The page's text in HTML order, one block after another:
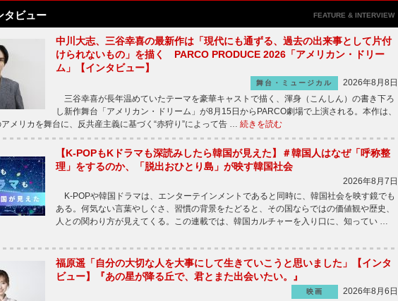
タビュー FEATURE & INTERVIEW
中川大志、三谷幸喜の最新作は「現代にも通ずる、過去の出来事として片付
けられないもの」を描く PARCO PRODUCE 2026「アメリカン・ドリー
ム」【インタビュー】
舞台・ミュージカル
2026年8月8日
三谷幸喜が長年温めていたテーマを豪華キャストで描く、渾身（こんしん）の書き下ろ
し新作舞台「アメリカン・ドリーム」が8月15日からPARCO劇場で上演される。本作は、
メリカを舞台に、反共産主義に基づく“赤狩り”によって告 … 続きを読む
【K-POPもKドラマも深読みしたら韓国が見えた】＃韓国人はなぜ「呼称整
理」をするのか、「脱出おひとり島」が映す韓国社会
2026年8月7日
K-POPや韓国ドラマは、エンターテインメントであると同時に、韓国社会を映す鏡でも
ある。何気ない言葉やしぐさ、習慣の背景をたどると、その国ならではの価値観や歴史、
人との関わり方が見えてくる。この連載では、韓国カルチャーを入り口に、知ってい …
福原遥「自分の大切な人を大事にして生きていこうと思いました」【インタ
ビュー】『あの星が降る丘で、君とまた出会いたい。』
映画
2026年8月6日